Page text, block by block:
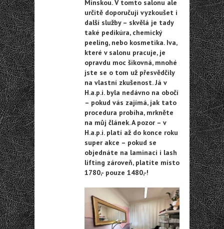
Minskou. V tomto salonu ale
určitě doporučuji vyzkoušet i
další služby – skvělá je tady
také pedikúra, chemický
peeling, nebo kosmetika. Iva,
které v salonu pracuje, je
opravdu moc šikovná, mnohé
jste se o tom už přesvědčily
na vlastní zkušenost. Já v
H.a.p.i. byla nedávno na obočí
– pokud vás zajímá, jak tato
procedura probíha, mrkněte
na můj článek. A pozor – v
H.a.p.i. platí až do konce roku
super akce – pokud se
objednáte na laminaci i lash
lifting zároveň, platíte místo
1780,- pouze 1480,-!